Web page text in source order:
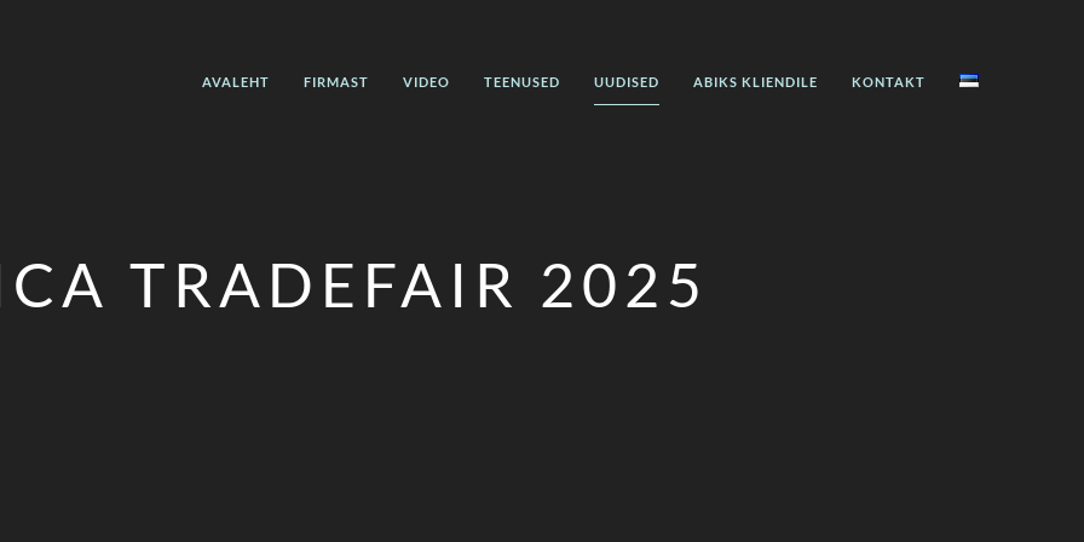
AVALEHT FIRMAST VIDEO TEENUSED UUDISED ABIKS KLIENDILE KONTAKT
TRADEFAIR 2025